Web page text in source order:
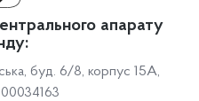
апарату
буд. 6/8, корпус 15А,